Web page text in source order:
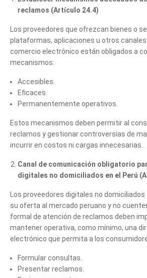
Cuéntanos,
te podemos
reclamos (Artículo 24.4)
Los proveedores que ofrezcan bienes o
plataformas, aplicaciones u otros
comercio electrónico están obligados a
mecanismos:
Accesibles.
Eficaces.
Permanentemente operativos.
Estos mecanismos deben permitir al
reclamos y gestionar controversias de
incurrir en costos ni cargas innecesarias.
Canal de comunicación obligatorio
digitales no domiciliados en el Perú
Los proveedores digitales no domiciliados
su oferta al mercado peruano y no
formal de atención de reclamos deben
mantener operativa, como mínimo, una
electrónico que permita a los
Formular consultas.
Presentar reclamos.